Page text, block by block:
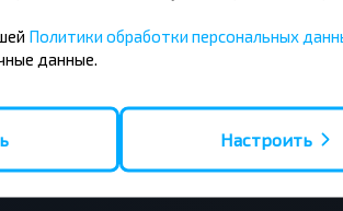
Падпісацц
Политики обработки персональных
данные.
Настроить